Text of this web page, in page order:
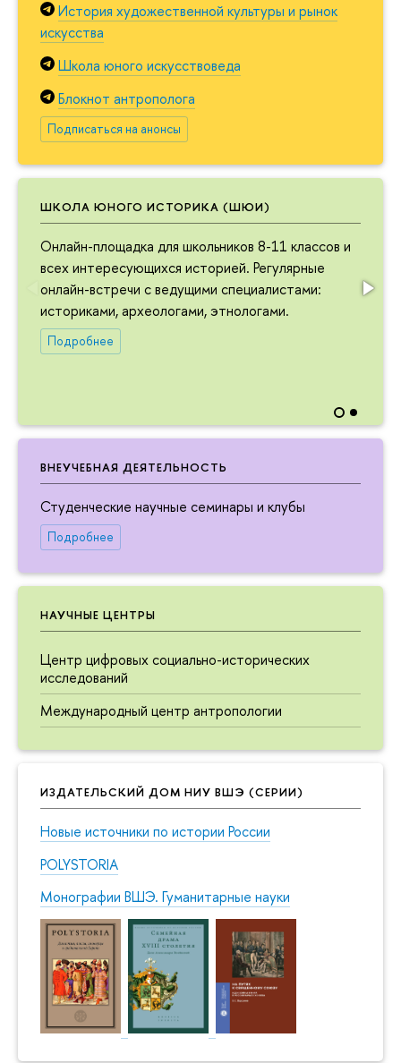
История художественной культуры и рынок
искусства
Школа юного искусствоведа
Блокнот антрополога
Подписаться на анонсы
ШКОЛА ЮНОГО ИСТОРИКА (ШЮИ)
Онлайн-площадка для школьников 8-11 классов и
всех интересующихся историей. Регулярные
онлайн-встречи с ведущими специалистами:
историками, археологами, этнологами.
Подробнее
ВНЕУЧЕБНАЯ ДЕЯТЕЛЬНОСТЬ
Студенческие научные семинары и клубы
Подробнее
НАУЧНЫЕ ЦЕНТРЫ
Центр цифровых социально-исторических
исследований
Международный центр антропологии
ИЗДАТЕЛЬСКИЙ ДОМ НИУ ВШЭ (СЕРИИ)
Новые источники по истории России
POLYSTORIA
Монографии ВШЭ. Гуманитарные науки